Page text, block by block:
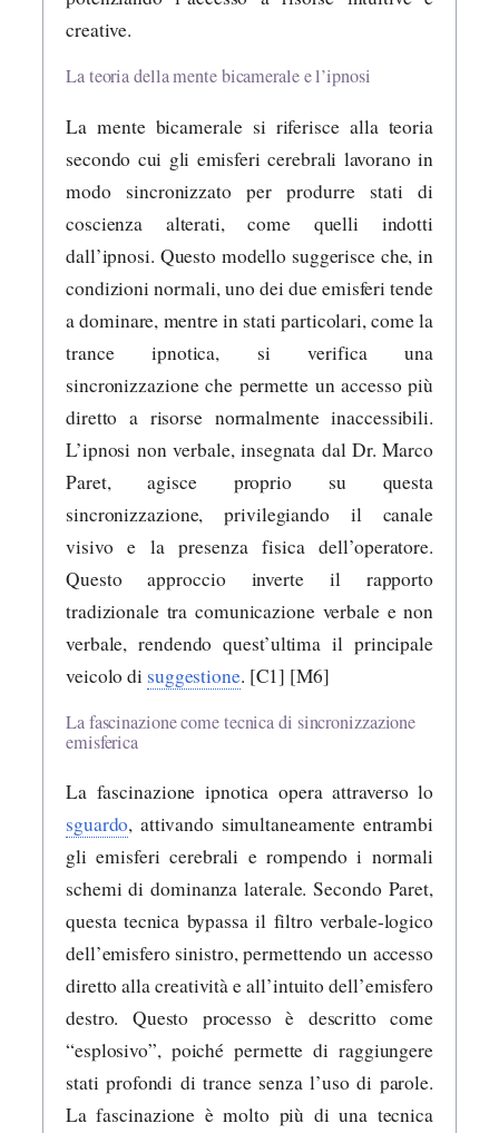
creative.
La teoria della mente bicamerale e l’ipnosi
La mente bicamerale si riferisce alla teoria
secondo cui gli emisferi cerebrali lavorano in
modo sincronizzato per produrre stati di
coscienza alterati, come quelli indotti
dall’ipnosi. Questo modello suggerisce che, in
condizioni normali, uno dei due emisferi tende
a dominare, mentre in stati particolari, come la
trance ipnotica, si verifica una
sincronizzazione che permette un accesso più
diretto a risorse normalmente inaccessibili.
L’ipnosi non verbale, insegnata dal Dr. Marco
Paret, agisce proprio su questa
sincronizzazione, privilegiando il canale
visivo e la presenza fisica dell’operatore.
Questo approccio inverte il rapporto
tradizionale tra comunicazione verbale e non
verbale, rendendo quest’ultima il principale
veicolo di suggestione. [C1] [M6]
La fascinazione come tecnica di sincronizzazione
emisferica
La fascinazione ipnotica opera attraverso lo
sguardo, attivando simultaneamente entrambi
gli emisferi cerebrali e rompendo i normali
schemi di dominanza laterale. Secondo Paret,
questa tecnica bypassa il filtro verbale-logico
dell’emisfero sinistro, permettendo un accesso
diretto alla creatività e all’intuito dell’emisfero
destro. Questo processo è descritto come
“esplosivo”, poiché permette di raggiungere
stati profondi di trance senza l’uso di parole.
La fascinazione è molto più di una tecnica